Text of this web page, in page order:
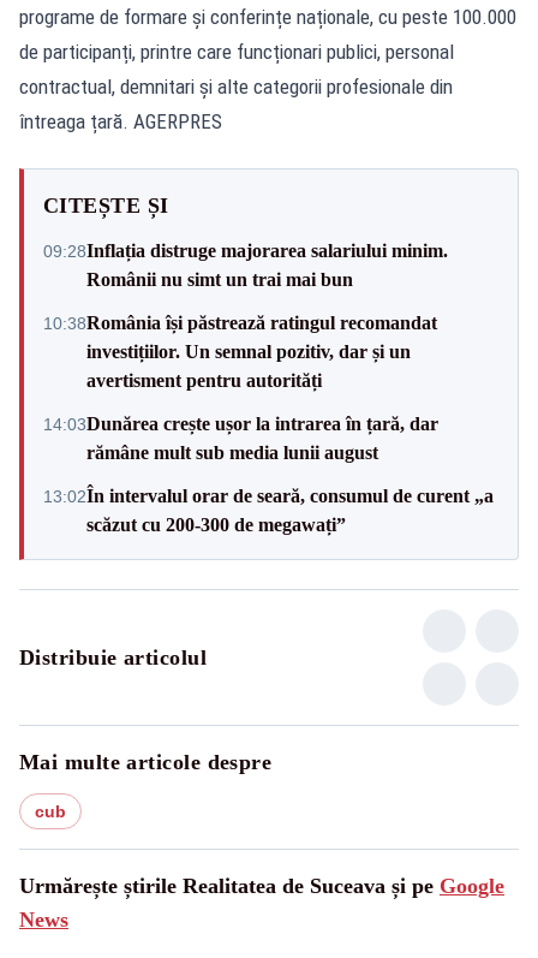
programe de formare și conferințe naționale, cu peste 100.000
de participanți, printre care funcționari publici, personal
contractual, demnitari și alte categorii profesionale din
întreaga țară. AGERPRES
CITEȘTE ȘI
09:28Inflația distruge majorarea salariului minim.
Românii nu simt un trai mai bun
10:38România își păstrează ratingul recomandat
investițiilor. Un semnal pozitiv, dar și un
avertisment pentru autorități
14:03Dunărea crește ușor la intrarea în țară, dar
rămâne mult sub media lunii august
13:02În intervalul orar de seară, consumul de curent „a
scăzut cu 200-300 de megawați”
Distribuie articolul
Mai multe articole despre
cub
Urmărește știrile Realitatea de Suceava și pe Google
News